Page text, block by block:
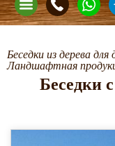
Беседки из дерева для
Ландшафтная
Беседки